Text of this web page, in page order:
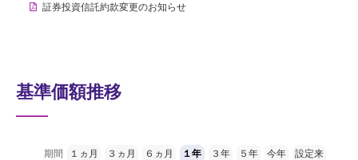
証券投資信託約款変更のお知らせ
基準価額推移
期間 １ヵ月 ３ヵ月 ６ヵ月 １年 ３年 ５年 今年 設定来